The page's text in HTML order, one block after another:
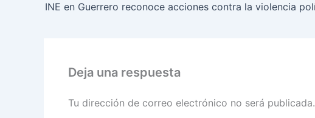
Deja una respuesta
Tu dirección de correo electrónico no será publicada.